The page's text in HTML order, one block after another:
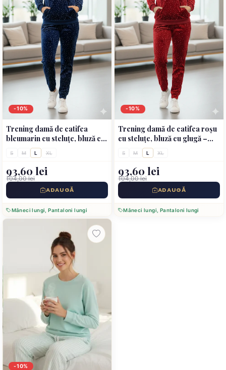
-10%
Trening damă de catifea
bleumarin cu steluțe, bluză cu
S M L XL
93,60 lei
104,00 lei
ADAUGĂ
Mâneci lungi, Pantaloni lungi
-10%
Trening damă de catifea roșu
cu steluțe, bluză cu glugă –
„Positivity Starts”
S M L XL
93,60 lei
104,00 lei
ADAUGĂ
Mâneci lungi, Pantaloni lungi
-10%